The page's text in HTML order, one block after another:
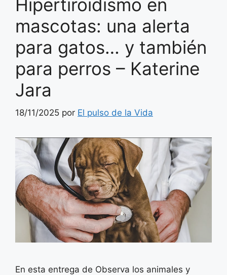
Hipertiroidismo en
mascotas: una alerta
para gatos… y también
para perros – Katerine
Jara
18/11/2025 por El pulso de la Vida
En esta entrega de Observa los animales y